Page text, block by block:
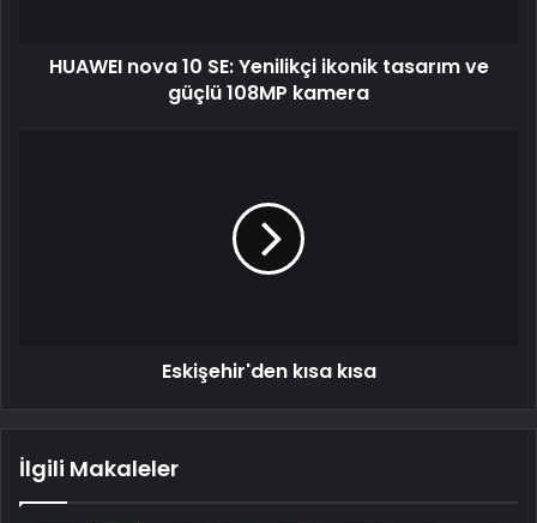
HUAWEI nova 10 SE: Yenilikçi ikonik tasarım ve
güçlü 108MP kamera
Eskişehir'den kısa kısa
İlgili Makaleler